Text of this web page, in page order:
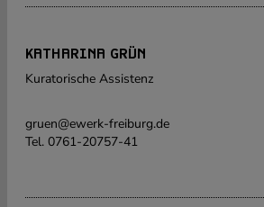
KATHARINA GRÜN
Kuratorische Assistenz
gruen@ewerk-freiburg.de
Tel. 0761-20757-41